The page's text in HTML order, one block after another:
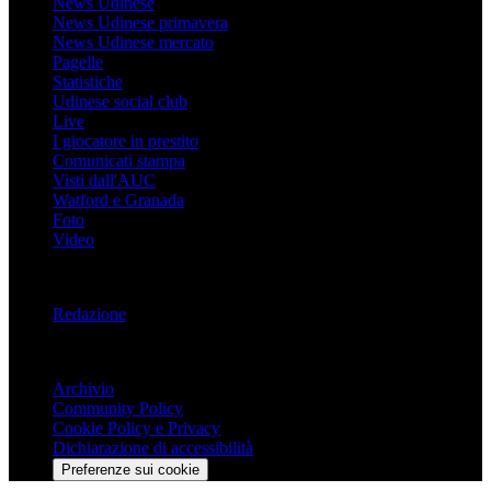
News Udinese primavera
News Udinese mercato
Pagelle
Statistiche
Udinese social club
Live
I giocatore in prestito
Comunicati stampa
Visti dall'AUC
Watford e Granada
Foto
Video
Redazione
Archivio
Community Policy
Cookie Policy e Privacy
Dichiarazione di accessibilità
Preferenze sui cookie